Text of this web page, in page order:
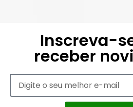
Inscreva-
receber